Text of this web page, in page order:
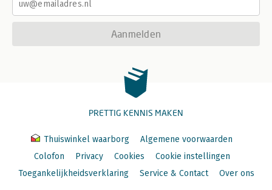
Aanmelden
PRETTIG KENNIS MAKEN
Thuiswinkel waarborg
Algemene voorwaarden
Colofon
Privacy Cookies
Cookie instellingen
Toegankelijkheidsverklaring
Service & Contact Over ons